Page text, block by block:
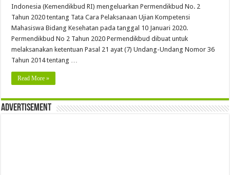
Indonesia (Kemendikbud RI) mengeluarkan Permendikbud No. 2
Tahun 2020 tentang Tata Cara Pelaksanaan Ujian Kompetensi
Mahasiswa Bidang Kesehatan pada tanggal 10 Januari 2020.
Permendikbud No 2 Tahun 2020 Permendikbud dibuat untuk
melaksanakan ketentuan Pasal 21 ayat (7) Undang-Undang Nomor 36
Tahun 2014 tentang …
Read More »
Advertisement